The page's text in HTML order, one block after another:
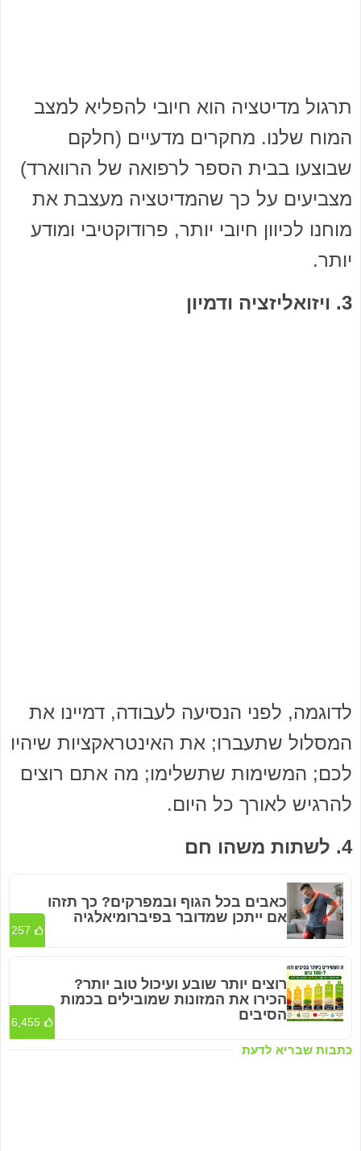
תרגול מדיטציה הוא חיובי להפליא למצב
המוח שלנו. מחקרים מדעיים (חלקם
שבוצעו בבית הספר לרפואה של הרווארד)
מצביעים על כך שהמדיטציה מעצבת את
מוחנו לכיוון חיובי יותר, פרודוקטיבי ומודע
יותר.
3. ויזואליזציה ודמיון
לדוגמה, לפני הנסיעה לעבודה, דמיינו את
המסלול שתעברו; את האינטראקציות שיהיו
לכם; המשימות שתשלימו; מה אתם רוצים
להרגיש לאורך כל היום.
4. לשתות משהו חם
כתבות שבריא לדעת
כאבים בכל הגוף ובמפרקים? כך תזהו
אם ייתכן שמדובר בפיברומיאלגיה
257
רוצים יותר שובע ועיכול טוב יותר?
הכירו את המזונות שמובילים בכמות
הסיבים
6,455